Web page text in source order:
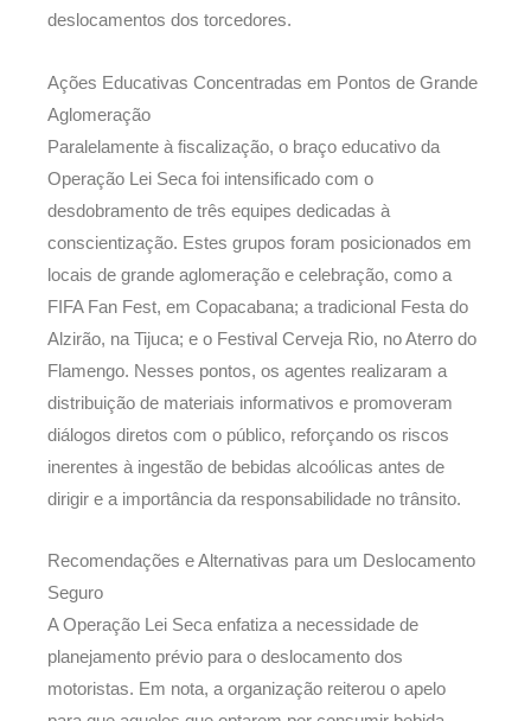
deslocamentos dos torcedores.
Ações Educativas Concentradas em Pontos de Grande
Aglomeração
Paralelamente à fiscalização, o braço educativo da
Operação Lei Seca foi intensificado com o
desdobramento de três equipes dedicadas à
conscientização. Estes grupos foram posicionados em
locais de grande aglomeração e celebração, como a
FIFA Fan Fest, em Copacabana; a tradicional Festa do
Alzirão, na Tijuca; e o Festival Cerveja Rio, no Aterro do
Flamengo. Nesses pontos, os agentes realizaram a
distribuição de materiais informativos e promoveram
diálogos diretos com o público, reforçando os riscos
inerentes à ingestão de bebidas alcoólicas antes de
dirigir e a importância da responsabilidade no trânsito.
Recomendações e Alternativas para um Deslocamento
Seguro
A Operação Lei Seca enfatiza a necessidade de
planejamento prévio para o deslocamento dos
motoristas. Em nota, a organização reiterou o apelo